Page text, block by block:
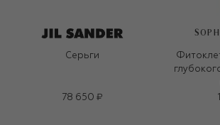
Серьги
78 650 ₽